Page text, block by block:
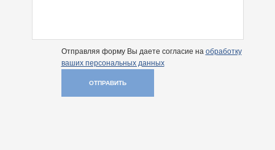
Отправляя форму Вы даете согласие на обработку
ваших персональных данных
ОТПРАВИТЬ